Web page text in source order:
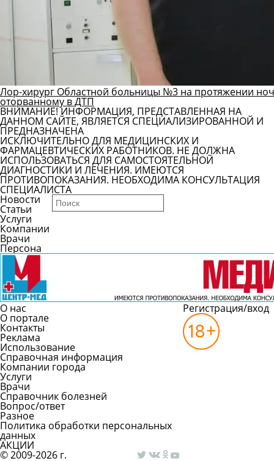
Лор-хирург Областной больницы №3 на протяжении
оторванному в ДТП
ВНИМАНИЕ! ИНФОРМАЦИЯ, ПРЕДСТАВЛЕННАЯ НА
ДАННОМ САЙТЕ, ЯВЛЯЕТСЯ СПЕЦИАЛИЗИРОВАННОЙ И
ПРЕДНАЗНАЧЕНА
ИСКЛЮЧИТЕЛЬНО ДЛЯ МЕДИЦИНСКИХ И
ФАРМАЦЕВТИЧЕСКИХ РАБОТНИКОВ. НЕ ДОЛЖНА
ИСПОЛЬЗОВАТЬСЯ ДЛЯ САМОСТОЯТЕЛЬНОЙ
ДИАГНОСТИКИ И ЛЕЧЕНИЯ. ИМЕЮТСЯ
ПРОТИВОПОКАЗАНИЯ. НЕОБХОДИМА КОНСУЛЬТАЦИЯ
СПЕЦИАЛИСТА
Новости
Статьи
Услуги
Компании
Врачи
Персона
О нас
О портале
Контакты
Реклама
Использование
Справочная информация
Компании города
Услуги
Врачи
Справочник болезней
Вопрос/ответ
Разное
Политика обработки персональных
данных
АКЦИИ
Регистрация/вход
© 2009-2026 г.